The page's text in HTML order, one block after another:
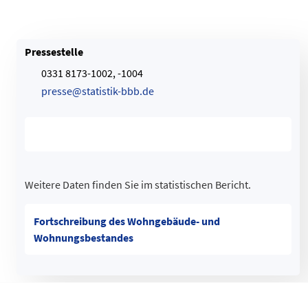
Pressestelle
0331 8173-1002, -1004
presse@statistik-bbb.de
Weitere Daten finden Sie im statistischen Bericht.
Fortschreibung des Wohngebäude- und
Wohnungsbestandes